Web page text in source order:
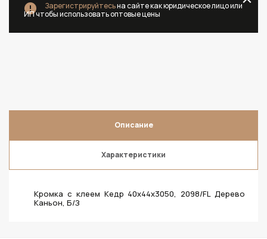
Зарегистрируйтесьна сайте как юридическое лицо или
ИП чтобы использовать оптовые цены
Описание
Характеристики
Кромка с клеем Кедр 40х44х3050, 2098/FL Дерево
Каньон, Б/З